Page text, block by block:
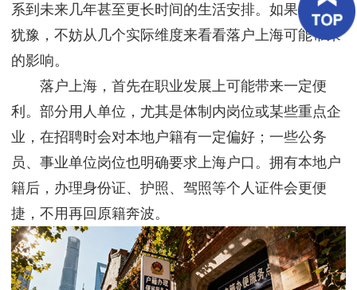
客
好
新
闻
资
讯
联
系
我
们
系到未来几年甚至更长时间的生活安排。如果你也在
犹豫，不妨从几个实际维度来看看落户上海可能带来
的影响。
落户上海，首先在职业发展上可能带来一定便
利。部分用人单位，尤其是体制内岗位或某些重点企
业，在招聘时会对本地户籍有一定偏好；一些公务
员、事业单位岗位也明确要求上海户口。拥有本地户
籍后，办理身份证、护照、驾照等个人证件会更便
捷，不用再回原籍奔波。